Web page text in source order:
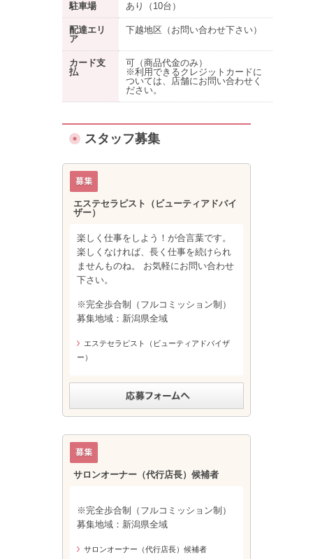
駐車場 あり （10台）
配達エリ
ア
下越地区（お問い合わせ下さい）
カード支
払
可（商品代金のみ）
※利用できるクレジットカードに
ついては、店舗にお問い合わせく
ださい。
スタッフ募集
エステセラピスト（ビューティアドバイ
ザー）
楽しく仕事をしよう！が合言葉です。
楽しくなければ、長く仕事を続けられ
ませんものね。 お気軽にお問い合わせ
下さい。
※完全歩合制（フルコミッション制）
募集地域：新潟県全域
エステセラピスト（ビューティアドバイザ
ー）
サロンオーナー（代行店長）候補者
※完全歩合制（フルコミッション制）
募集地域：新潟県全域
サロンオーナー（代行店長）候補者